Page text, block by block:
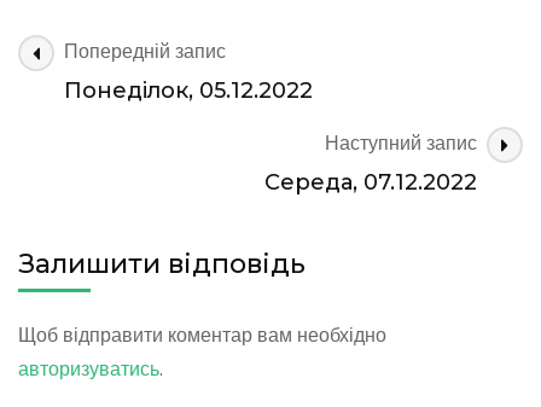
Навігація
по
Попередній запис
Понеділок, 05.12.2022
Наступний запис
Середа, 07.12.2022
Залишити відповідь
Щоб відправити коментар вам необхідно
авторизуватись.